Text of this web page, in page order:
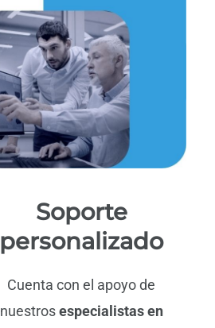
Soporte
personalizado
Cuenta con el apoyo de
nuestrosespecialistas en